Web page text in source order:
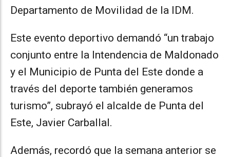
Departamento de Movilidad de la IDM.
Este evento deportivo demandó “un trabajo
conjunto entre la Intendencia de Maldonado
y el Municipio de Punta del Este donde a
través del deporte también generamos
turismo”, subrayó el alcalde de Punta del
Este, Javier Carballal.
Además, recordó que la semana anterior se